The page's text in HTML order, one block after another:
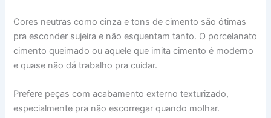
Cores neutras como cinza e tons de cimento são ótimas
pra esconder sujeira e não esquentam tanto. O porcelanato
cimento queimado ou aquele que imita cimento é moderno
e quase não dá trabalho pra cuidar.
Prefere peças com acabamento externo texturizado,
especialmente pra não escorregar quando molhar.